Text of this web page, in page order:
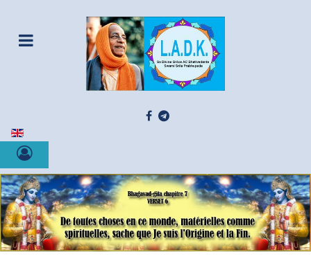
Sélectionnez votre langue